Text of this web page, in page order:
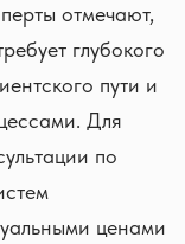
отмечают,
глубокого
пути и
Для
по
ценами